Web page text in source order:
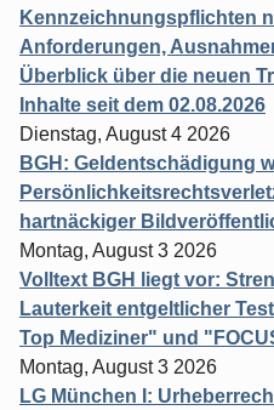
Kennzeichnungspflichten
Anforderungen,
Überblick über die neuen
Inhalte seit dem 02.08.2026
Dienstag, August 4 2026
BGH: Geldentschädigung
hartnäckiger
Montag, August 3 2026
Volltext BGH liegt vor:
Lauterkeit entgeltlicher
Top Mediziner" und
Montag, August 3 2026
LG München I: